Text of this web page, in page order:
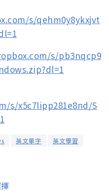
s/qehm0y8ykxjvt
s/pb3nqcp9
s/x5c7lipp281e8nd/S
英文單字 英文學習